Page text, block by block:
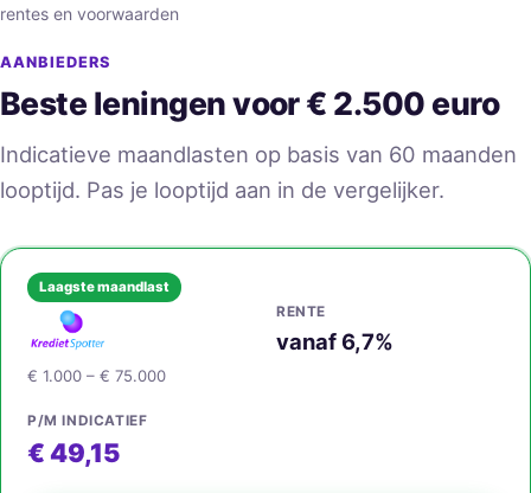
rentes en voorwaarden
AANBIEDERS
Beste leningen voor € 2.500 euro
Indicatieve maandlasten op basis van 60 maanden
looptijd. Pas je looptijd aan in de vergelijker.
Laagste maandlast
€ 1.000 – € 75.000
RENTE
vanaf 6,7%
P/M INDICATIEF
€ 49,15